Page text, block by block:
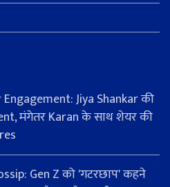
Engagement: Jiya Shankar की
मंगेतर Karan के साथ शेयर की
Gen Z को 'गटरछाप' कहने